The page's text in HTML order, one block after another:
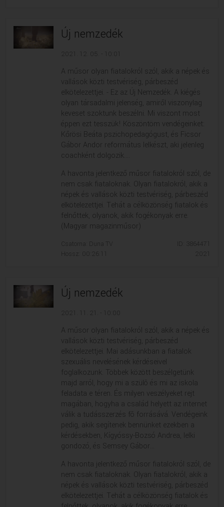
Új nemzedék
A műsor olyan fiatalokról szól, akik a népek és
vallások közti testvériség, párbeszéd
elkötelezettjei. - Ez az Új Nemzedék. A kiégés
olyan társadalmi jelenség, amiről viszonylag
keveset szoktunk beszélni. Mi viszont most
éppen ezt tesszük! Köszöntöm vendégeinket:
Kőrösi Beáta pszichopedagógust, és Ficsor
Gábor Andor református lelkészt, aki jelenleg
coachként dolgozik....
A havonta jelentkező műsor fiatalokról szól, de
nem csak fiataloknak. Olyan fiatalokról, akik a
népek és vallások közti testvériség, párbeszéd
elkötelezettjei. Tehát a célközönség fiatalok és
felnőttek, olyanok, akik fogékonyak erre.
(Magyar magazinműsor)
Csatorna: Duna TV
Hossz: 00:26:11
ID: 3864471
Új nemzedék
A műsor olyan fiatalokról szól, akik a népek és
vallások közti testvériség, párbeszéd
elkötelezettjei. Mai adásunkban a fiatalok
szexuális nevelésének kérdéseivel
foglalkozunk. Többek között beszélgetünk
majd arról, hogy mi a szülõ és mi az iskola
feladata e téren. És milyen veszélyeket rejt
magában, hogyha a család helyett az internet
válik a tudásszerzés fõ forrásává. Vendégeink
pedig, akik segítenek bennünket ezekben a
kérdésekben, Kígyóssy-Bozsó Andrea, lelki
gondozó, és Semsey Gábor...
A havonta jelentkező műsor fiatalokról szól, de
nem csak fiataloknak. Olyan fiatalokról, akik a
népek és vallások közti testvériség, párbeszéd
elkötelezettjei. Tehát a célközönség fiatalok és